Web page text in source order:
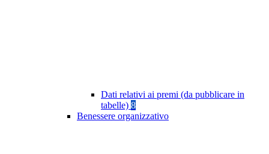
Dati relativi ai premi (da pubblicare in
tabelle) 8
Benessere organizzativo